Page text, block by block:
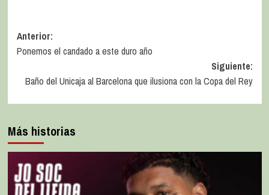
Anterior:
Ponemos el candado a este duro año
Siguiente:
Baño del Unicaja al Barcelona que ilusiona con la Copa del Rey
Más historias